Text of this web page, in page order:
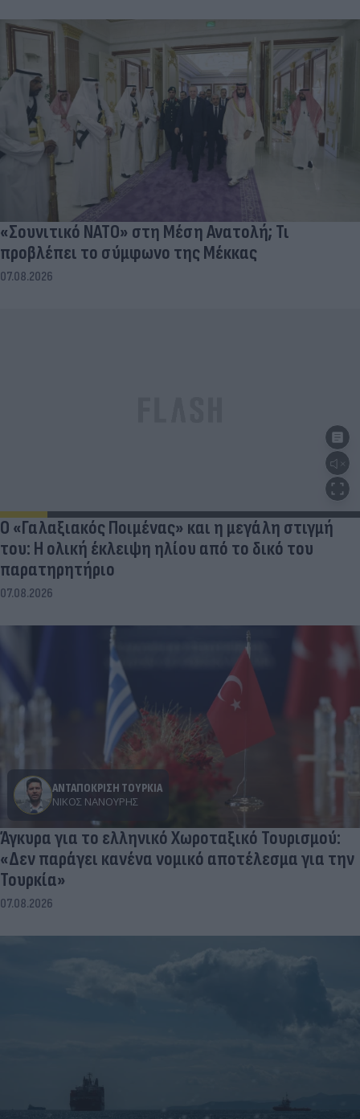
«Σουνιτικό ΝΑΤΟ» στη Μέση Ανατολή; Τι
προβλέπει το σύμφωνο της Μέκκας
07.08.2026
Ο «Γαλαξιακός Ποιμένας» και η μεγάλη στιγμή
του: Η ολική έκλειψη ηλίου από το δικό του
παρατηρητήριο
07.08.2026
ΑΝΤΑΠΟΚΡΙΣΗ ΤΟΥΡΚΙΑ
ΝΊΚΟΣ ΝΑΝΟΎΡΗΣ
Άγκυρα για το ελληνικό Χωροταξικό Τουρισμού:
«Δεν παράγει κανένα νομικό αποτέλεσμα για την
Τουρκία»
07.08.2026